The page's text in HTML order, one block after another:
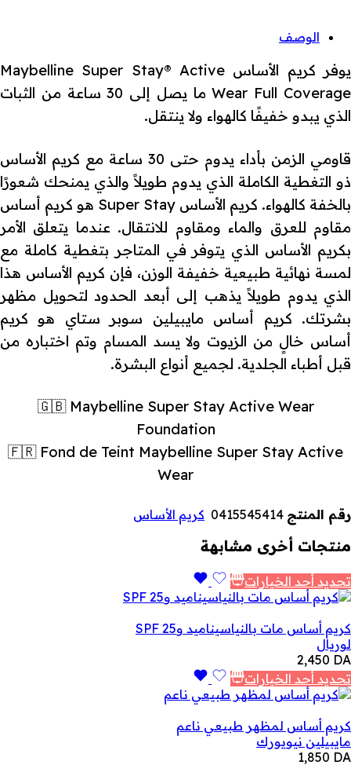
الوصف
يوفر كريم الأساس Maybelline Super Stay® Active
Wear Full Coverage ما يصل إلى 30 ساعة من الثبات
الذي يبدو خفيفًا كالهواء ولا ينتقل.
قاومي الزمن بأداء يدوم حتى 30 ساعة مع كريم الأساس
ذو التغطية الكاملة الذي يدوم طويلاً والذي يمنحك شعورًا
بالخفة كالهواء. كريم الأساس Super Stay هو كريم أساس
مقاوم للعرق والماء ومقاوم للانتقال. عندما يتعلق الأمر
بكريم الأساس الذي يتوفر في المتاجر بتغطية كاملة مع
لمسة نهائية طبيعية خفيفة الوزن، فإن كريم الأساس هذا
الذي يدوم طويلاً يذهب إلى أبعد الحدود لتحويل مظهر
بشرتك. كريم أساس مايبيلين سوبر ستاي هو كريم
أساس خالٍ من الزيوت ولا يسد المسام وتم اختباره من
قبل أطباء الجلدية. لجميع أنواع البشرة.
🇬🇧 Maybelline Super Stay Active Wear
Foundation
🇫🇷 Fond de Teint Maybelline Super Stay Active
Wear
رقم المنتج 0415545414 كريم الأساس
منتجات أخرى مشابهة
تحديد أحد الخيارات
كريم أساس مات بالنياسيناميد وSPF 25
لوريال
2,450 DA
تحديد أحد الخيارات
كريم أساس لمظهر طبيعي ناعم
مايبيلين نيويورك
1,850 DA